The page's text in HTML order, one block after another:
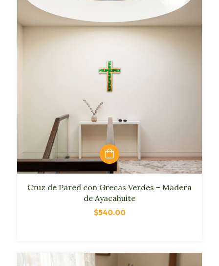
Cruz de Pared con Grecas Verdes – Madera
de Ayacahuite
$540.00